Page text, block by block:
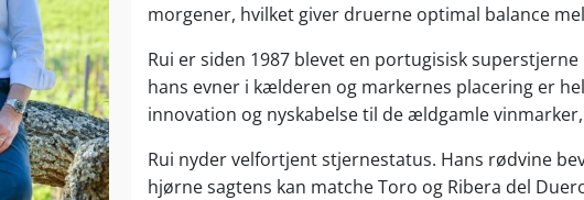
morgener, hvilket giver druerne optimal balance
Rui er siden 1987 blevet en portugisisk
hans evner i kælderen og markernes placering er
innovation og nyskabelse til de ældgamle
Rui nyder velfortjent stjernestatus. Hans rødvine
hjørne sagtens kan matche Toro og Ribera del